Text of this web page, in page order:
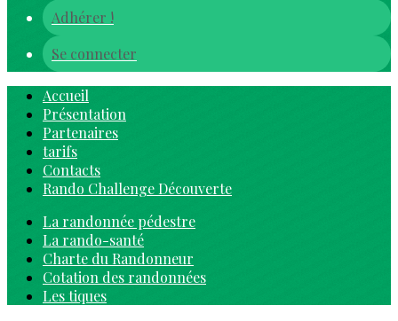
Adhérer !
Se connecter
Accueil
Présentation
Partenaires
tarifs
Contacts
Rando Challenge Découverte
La randonnée pédestre
La rando-santé
Charte du Randonneur
Cotation des randonnées
Les tiques